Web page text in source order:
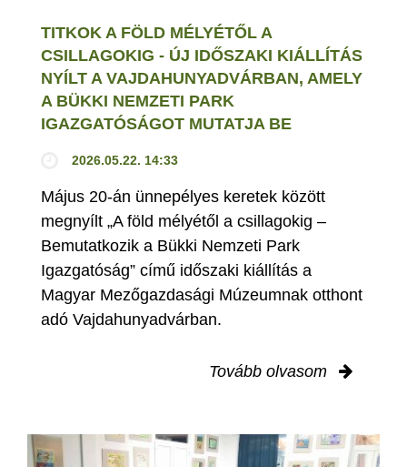
TITKOK A FÖLD MÉLYÉTŐL A
CSILLAGOKIG - ÚJ IDŐSZAKI KIÁLLÍTÁS
NYÍLT A VAJDAHUNYADVÁRBAN, AMELY
A BÜKKI NEMZETI PARK
IGAZGATÓSÁGOT MUTATJA BE
2026.05.22. 14:33
Május 20-án ünnepélyes keretek között
megnyílt „A föld mélyétől a csillagokig –
Bemutatkozik a Bükki Nemzeti Park
Igazgatóság” című időszaki kiállítás a
Magyar Mezőgazdasági Múzeumnak otthont
adó Vajdahunyadvárban.
Tovább olvasom